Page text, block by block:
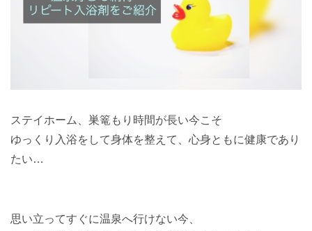
ステイホーム、巣篭もり時間が長い今こそ
ゆっくり入浴をして身体を整えて、心身ともに健康であり
たい…
思い立ってすぐに温泉へ行けない今、